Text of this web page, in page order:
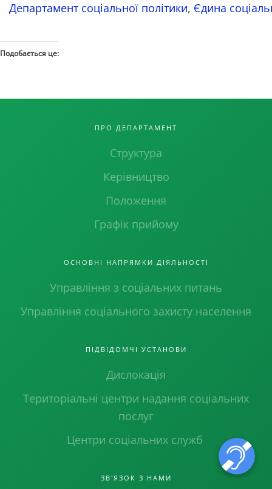
Департамент соціальної політики, Єдина
Подобається це:
ПРО ДЕПАРТАМЕНТ
Структура
Керівництво
Положення
Графік прийому
ОСНОВНІ НАПРЯМКИ ДІЯЛЬНОСТІ
Управління з соціальних питань
Управління соціального захисту населення
ПІДВІДОМЧІ УСТАНОВИ
Дислокація
Територіальні центри надання соціальних
послуг
Центри соціальних служб
ЗВ'ЯЗОК З НАМИ